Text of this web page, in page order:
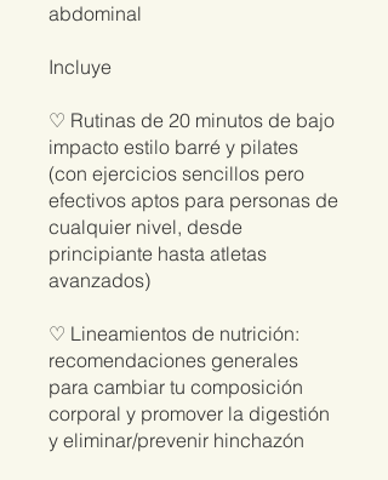
abdominal
Incluye
♡ Rutinas de 20 minutos de bajo
impacto estilo barré y pilates
(con ejercicios sencillos pero
efectivos aptos para personas de
cualquier nivel, desde
principiante hasta atletas
avanzados)
♡ Lineamientos de nutrición:
recomendaciones generales
para cambiar tu composición
corporal y promover la digestión
y eliminar/prevenir hinchazón